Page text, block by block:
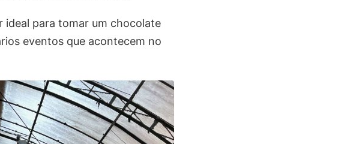
ideal para tomar um chocolate
eventos que acontecem no